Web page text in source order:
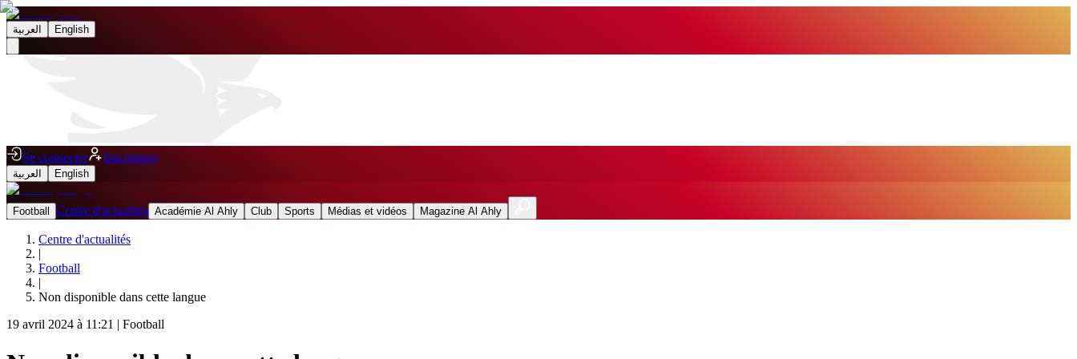
العربية English
Se connecter Inscription
العربية English
Football Centre d'actualités Académie Al Ahly Club Sports Médias et vidéos Magazine Al Ahly
Centre d'actualités
|
Football
|
Non disponible dans cette langue
19 avril 2024 à 11:21 | Football